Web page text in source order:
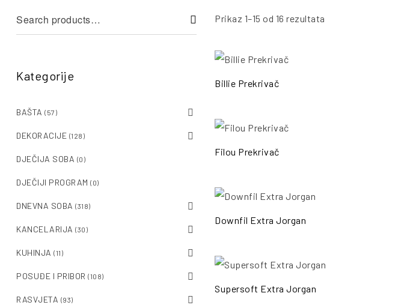
Prikaz 1–15 od 16 rezultata
Billie Prekrivač
Filou Prekrivač
Downfil Extra Jorgan
Supersoft Extra Jorgan
Kategorije
BAŠTA (57)
DEKORACIJE (128)
DJEČIJA SOBA (0)
DJEČIJI PROGRAM (0)
DNEVNA SOBA (318)
KANCELARIJA (30)
KUHINJA (11)
POSUĐE I PRIBOR (108)
RASVJETA (93)